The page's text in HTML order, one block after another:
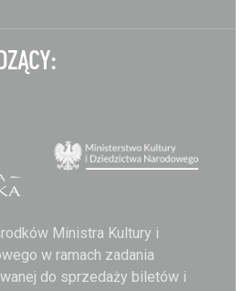
Ministra Kultury i
w ramach zadania
do sprzedaży biletów i